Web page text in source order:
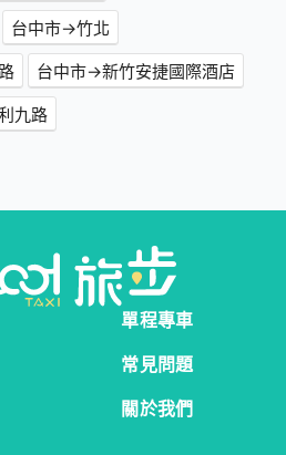
台中市→竹北
台中市→新竹安捷國際酒店
九路
單程專車
常見問題
關於我們